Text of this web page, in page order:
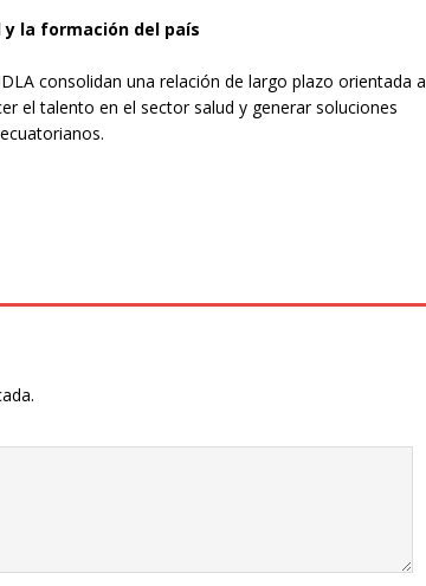
y la formación del país
consolidan una relación de largo plazo orientada a
el talento en el sector salud y generar soluciones